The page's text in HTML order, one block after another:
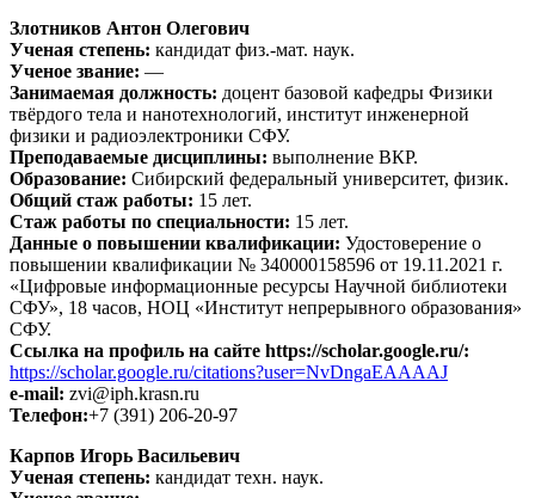
Злотников Антон Олегович
Ученая степень: кандидат физ.-мат. наук.
Ученое звание: —
Занимаемая должность: доцент базовой кафедры Физики
твёрдого тела и нанотехнологий, институт инженерной
физики и радиоэлектроники СФУ.
Преподаваемые дисциплины: выполнение ВКР.
Образование: Сибирский федеральный университет, физик.
Общий стаж работы: 15 лет.
Стаж работы по специальности: 15 лет.
Данные о повышении квалификации: Удостоверение о
повышении квалификации № 340000158596 от 19.11.2021 г.
«Цифровые информационные ресурсы Научной библиотеки
СФУ», 18 часов, НОЦ «Институт непрерывного образования»
СФУ.
Ссылка на профиль на сайте https://scholar.google.ru/:
https://scholar.google.ru/citations?user=NvDngaEAAAAJ
e-mail: zvi@iph.krasn.ru
Телефон:+7 (391) 206-20-97
Карпов Игорь Васильевич
Ученая степень: кандидат техн. наук.